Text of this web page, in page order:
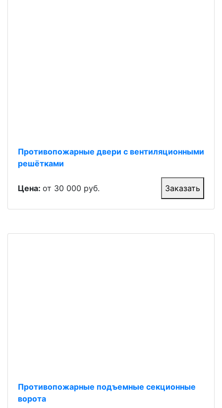
Противопожарные двери с вентиляционными
решётками
Цена: от 30 000 руб. Заказать
Противопожарные подъемные секционные
ворота